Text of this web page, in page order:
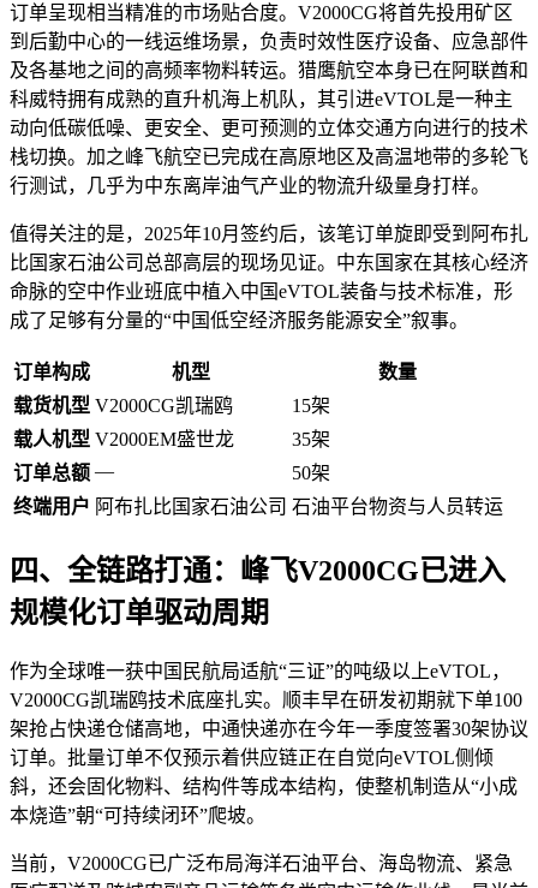
订单呈现相当精准的市场贴合度。V2000CG将首先投用矿区
到后勤中心的一线运维场景，负责时效性医疗设备、应急部件
及各基地之间的高频率物料转运。猎鹰航空本身已在阿联酋和
科威特拥有成熟的直升机海上机队，其引进eVTOL是一种主
动向低碳低噪、更安全、更可预测的立体交通方向进行的技术
栈切换。加之峰飞航空已完成在高原地区及高温地带的多轮飞
行测试，几乎为中东离岸油气产业的物流升级量身打样。
值得关注的是，2025年10月签约后，该笔订单旋即受到阿布扎
比国家石油公司总部高层的现场见证。中东国家在其核心经济
命脉的空中作业班底中植入中国eVTOL装备与技术标准，形
成了足够有分量的“中国低空经济服务能源安全”叙事。
订单构成 机型
数量
载货机型 V2000CG凯瑞鸥
15架
载人机型 V2000EM盛世龙
35架
订单总额 —
50架
终端用户 阿布扎比国家石油公司 石油平台物资与人员转运
四、全链路打通：峰飞V2000CG已进入
规模化订单驱动周期
作为全球唯一获中国民航局适航“三证”的吨级以上eVTOL，
V2000CG凯瑞鸥技术底座扎实。顺丰早在研发初期就下单100
架抢占快递仓储高地，中通快递亦在今年一季度签署30架协议
订单。批量订单不仅预示着供应链正在自觉向eVTOL侧倾
斜，还会固化物料、结构件等成本结构，使整机制造从“小成
本烧造”朝“可持续闭环”爬坡。
当前，V2000CG已广泛布局海洋石油平台、海岛物流、紧急